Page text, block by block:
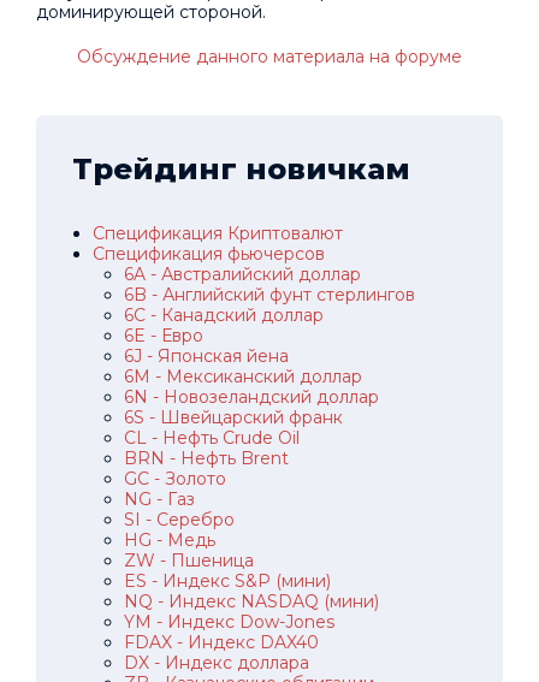
доминирующей стороной.
Обсуждение данного материала на форуме
Трейдинг новичкам
Спецификация Криптовалют
Спецификация фьючерсов
6A - Австралийский доллар
6B - Английский фунт стерлингов
6C - Канадский доллар
6E - Евро
6J - Японская йена
6M - Мексиканский доллар
6N - Новозеландский доллар
6S - Швейцарский франк
CL - Нефть Crude Oil
BRN - Нефть Brent
GC - Золото
NG - Газ
SI - Серебро
HG - Медь
ZW - Пшеница
ES - Индекс S&P (мини)
NQ - Индекс NASDAQ (мини)
YM - Индекс Dow-Jones
FDAX - Индекс DAX40
DX - Индекс доллара